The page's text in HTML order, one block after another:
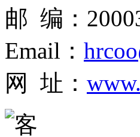
邮 编：
Email：
网 址：